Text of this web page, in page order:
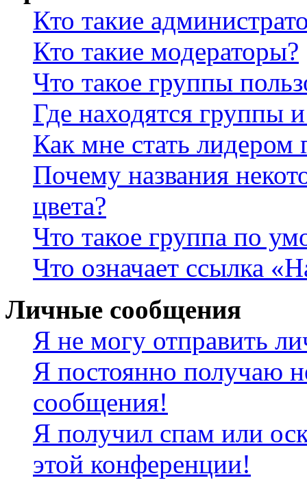
Кто такие
Кто такие модераторы?
Что такое группы
Где находятся группы
Как мне стать лидером
Почему названия
цвета?
Что такое группа по
Что означает ссылка
Личные сообщения
Я не могу отправить
Я постоянно получаю
сообщения!
Я получил спам или
этой конференции!